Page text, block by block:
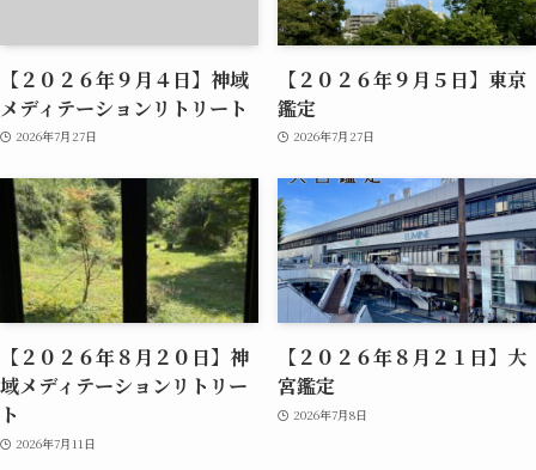
【２０２６年９月４日】神域
メディテーションリトリート
2026年7月27日
【２０２６年９月５日】東京
鑑定
2026年7月27日
【２０２６年８月２０日】神
域メディテーションリトリー
ト
2026年7月11日
【２０２６年８月２１日】大
宮鑑定
2026年7月8日